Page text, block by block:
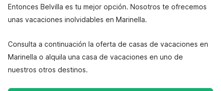
Entonces Belvilla es tu mejor opción. Nosotros te ofrecemos
unas vacaciones inolvidables en Marinella.
Consulta a continuación la oferta de casas de vacaciones en
Marinella o alquila una casa de vacaciones en uno de
nuestros otros destinos.